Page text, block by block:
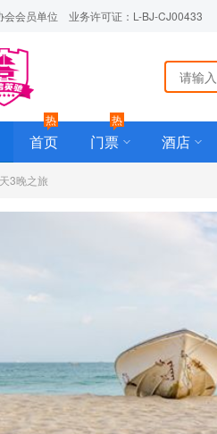
会员单位    业务许可证：L-BJ-CJ00433
首页
热
门票
热
酒店
3晚之旅